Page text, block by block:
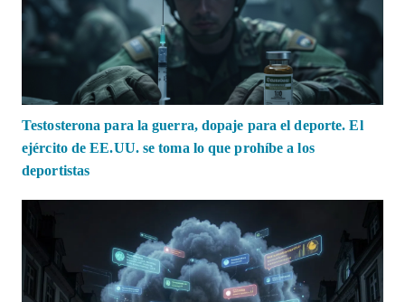
Testosterona para la guerra, dopaje para el deporte. El
ejército de EE.UU. se toma lo que prohíbe a los
deportistas